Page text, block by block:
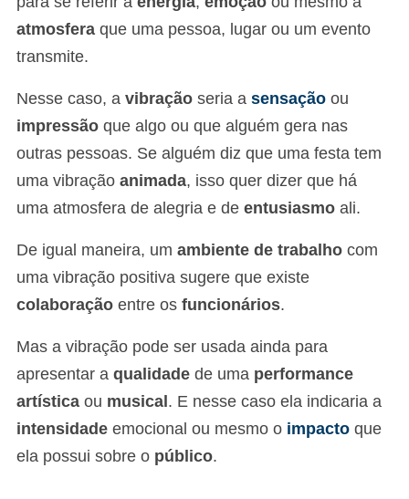
atmosfera que uma pessoa, lugar ou um evento
transmite.
Nesse caso, a vibração seria a sensação ou
impressão que algo ou que alguém gera nas
outras pessoas. Se alguém diz que uma festa tem
uma vibração animada, isso quer dizer que há
uma atmosfera de alegria e de entusiasmo ali.
De igual maneira, um ambiente de trabalho com
uma vibração positiva sugere que existe
colaboração entre os funcionários.
Mas a vibração pode ser usada ainda para
apresentar a qualidade de uma performance
artística ou musical . E nesse caso ela indicaria a
intensidade emocional ou mesmo o impacto que
ela possui sobre o público.